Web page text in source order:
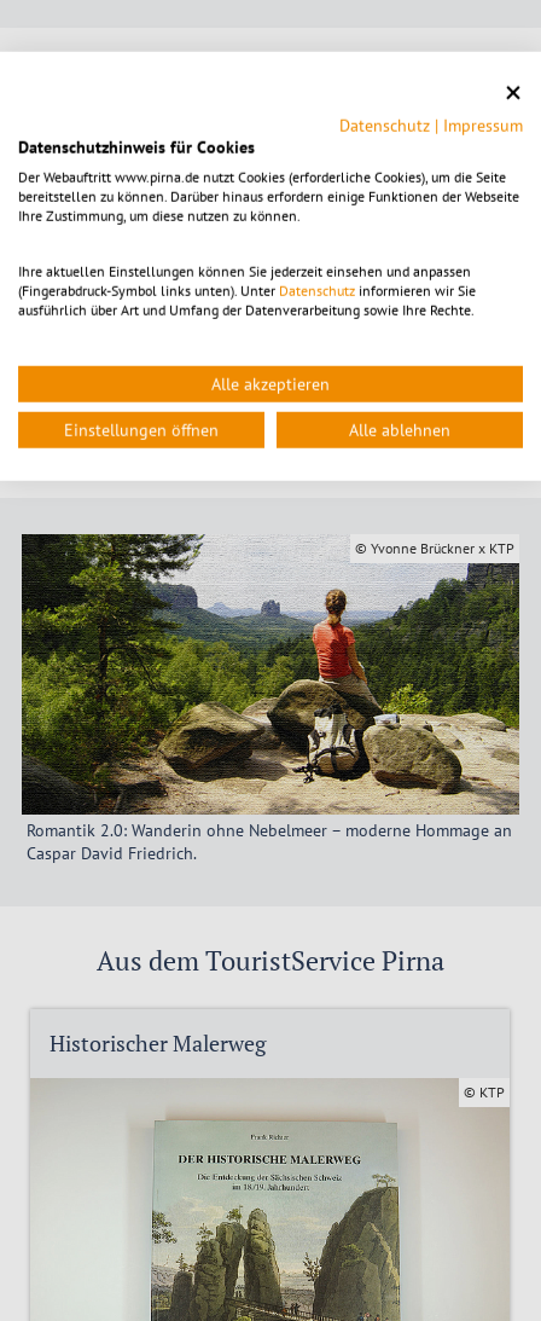
Auch das Tom Pauls Theaterhatte mit seinem Theater-Team, der
Ilse-Bähnert-Stiftungund demFreundeskreis Caspar David
Friedricheiniges vor, um den großen Maler der Romantik zu ehren.
Am 27. Januar 2024 öffnete im Peter-Ulrich-Haus die
Sonderausstellung „Wandergefährten – In der Sächsischen Schweiz
von Veith & Engelhardt „Mahlerische Wanderungen“, nach dem
bereits Caspar David Friedrich seine Wanderungen plante, waren
romantische Bilder aus der Privatsammlung von Tom Pauls zu
Cottbuser FilmemachersDonald Saischowa. Dieser Film wurde
anlässlich des #CDF-Jubiläums in Hamburg, Berlin, Greifswald im
Rahmenprogramm der dortigen Ausstellungen sowie in Dresden
gezeigt und erhielt dort große Aufmerksamkeit.
© Yvonne Brückner x KTP
Romantik 2.0: Wanderin ohne Nebelmeer – moderne Hommage an
Caspar David Friedrich.
Aus dem TouristService Pirna
Historischer Malerweg
© KTP
Datenschutz | Impressum
Datenschutzhinweis für Cookies
Der Webauftritt www.pirna.de nutzt Cookies (erforderliche Cookies), um die Seite
bereitstellen zu können. Darüber hinaus erfordern einige Funktionen der Webseite
Ihre Zustimmung, um diese nutzen zu können.
Ihre aktuellen Einstellungen können Sie jederzeit einsehen und anpassen
(Fingerabdruck-Symbol links unten). Unter Datenschutz informieren wir Sie
ausführlich über Art und Umfang der Datenverarbeitung sowie Ihre Rechte.
Alle akzeptieren
Einstellungen öffnen Alle ablehnen